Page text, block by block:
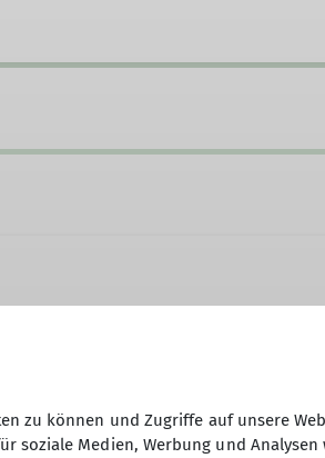
zu können und Zugriffe auf unsere
soziale Medien, Werbung und Analysen